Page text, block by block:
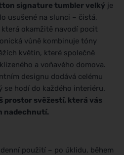
signature tumbler velký je
usušené na slunci – čistá,
okamžitě navodí pocit
vůně kombinuje tóny
květin, které společně
a voňavého domova.
designu dodává celému
hodí do každého interiéru.
prostor svěžestí, která vás
nadechnutí.
použití – po úklidu, během